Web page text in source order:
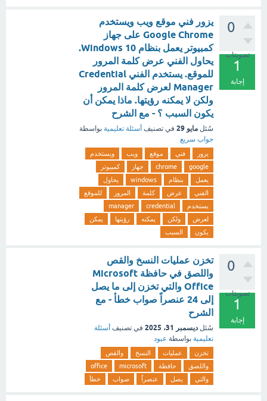
0
تصويتات
1
إجابة
يزور فني موقع ويب ويستخدم
Google Chrome على جهاز
كمبيوتر يعمل بنظام Windows 10.
يحاول الفني عرض كلمة المرور
للموقع. يستخدم الفني Credential
Manager لعرض كلمة المرور
ولكن لا يمكنه رؤيتها. ماذا يمكن أن
يكون السبب ؟ - مع الشرح
سُئل مايو 29 في تصنيف أسئلة تعليمية بواسطة
جواب سريع
يزور فني موقع ويب
ويستخدم
google
chrome جهاز
كمبيوتر
يعمل
بنظام windows
يحاول
الفني
عرض كلمة المرور
للموقع
يستخدم
credential
manager
لعرض
ولكن يمكنه رؤيتها
يمكن
يكون
السبب
0
تصويتات
1
إجابة
تخزن عمليات النسخ والقص
واللصق في حافظة Microsoft
Office والتي تخزن إلى ما يصل
إلى 24 عنصراً صواب خطأ - مع
الشرح
سُئل ديسمبر 31، 2025 في تصنيف أسئلة
تعليمية بواسطة عبود
تخزن عمليات النسخ
والقص
واللصق
حافظة microsoft
office
والتي
يصل عنصراً صواب خطأ